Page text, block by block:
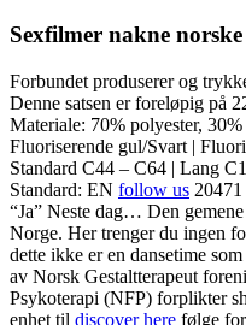
Sexfilmer nakne
Forbundet produserer og
Denne satsen er foreløpig på
Materiale: 70% polyester,
Fluoriserende gul/Svart |
Standard C44 – C64 | Lang
Standard: EN follow us
“Ja” Neste dag… Den
Norge. Her trenger du ingen
dette ikke er en dansetime
av Norsk Gestaltterapeut
Psykoterapi (NFP) forplikter
enhet til discover here følge